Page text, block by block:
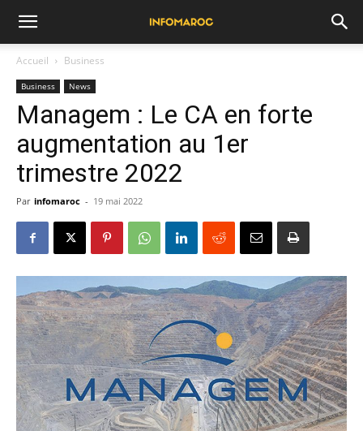
Accueil Business
Business News
Managem : Le CA en forte
augmentation au 1er
trimestre 2022
Par infomaroc - 19 mai 2022